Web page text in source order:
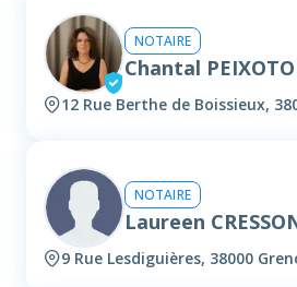
NOTAIRE
Chantal
12 Rue Berthe de Boissieux,
NOTAIRE
Laureen
9 Rue Lesdiguières, 38000